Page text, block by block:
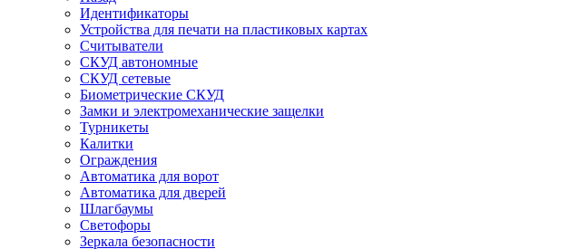
Идентификаторы
Устройства для печати на пластиковых картах
Считыватели
СКУД автономные
СКУД сетевые
Биометрические СКУД
Замки и электромеханические защелки
Турникеты
Калитки
Ограждения
Автоматика для ворот
Автоматика для дверей
Шлагбаумы
Светофоры
Зеркала безопасности